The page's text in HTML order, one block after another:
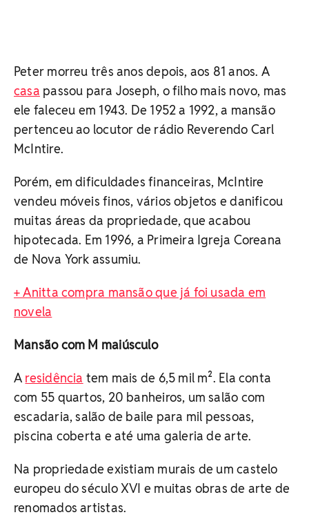
Peter morreu três anos depois, aos 81 anos. A
casa passou para Joseph, o filho mais novo, mas
ele faleceu em 1943. De 1952 a 1992, a mansão
pertenceu ao locutor de rádio Reverendo Carl
McIntire.
Porém, em dificuldades financeiras, McIntire
vendeu móveis finos, vários objetos e danificou
muitas áreas da propriedade, que acabou
hipotecada. Em 1996, a Primeira Igreja Coreana
de Nova York assumiu.
+ Anitta compra mansão que já foi usada em
novela
Mansão com M maiúsculo
A residência tem mais de 6,5 mil m². Ela conta
com 55 quartos, 20 banheiros, um salão com
escadaria, salão de baile para mil pessoas,
piscina coberta e até uma galeria de arte.
Na propriedade existiam murais de um castelo
europeu do século XVI e muitas obras de arte de
renomados artistas.